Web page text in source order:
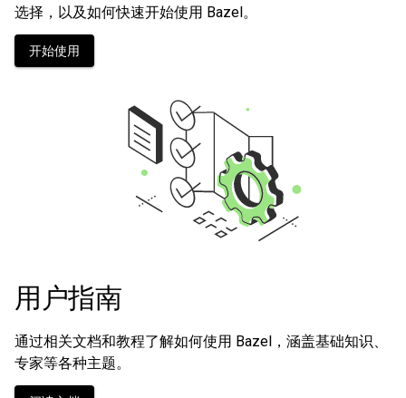
选择，以及如何快速开始使用 Bazel。
开始使用
用户指南
通过相关文档和教程了解如何使用 Bazel，涵盖基础知识、
专家等各种主题。